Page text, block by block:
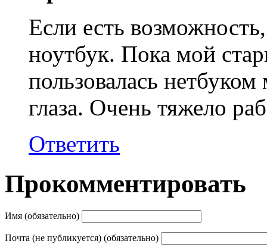
Если есть
ноутбук. Пока мой
пользовалась
глаза. Очень тяжело
Ответить
Прокомментировать
Имя (обязательно)
Почта (не публикуется) (обязательно)